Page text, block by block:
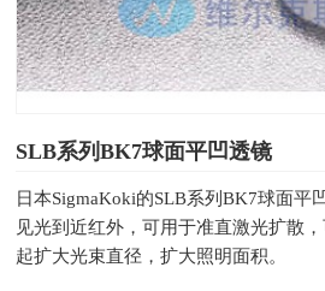
SLB系列BK7球面平凹透镜
日本SigmaKoki的​SLB系列BK7球面平
见光到近红外，可用于准直激光扩散
起扩大光束直径，扩大照明面积。​